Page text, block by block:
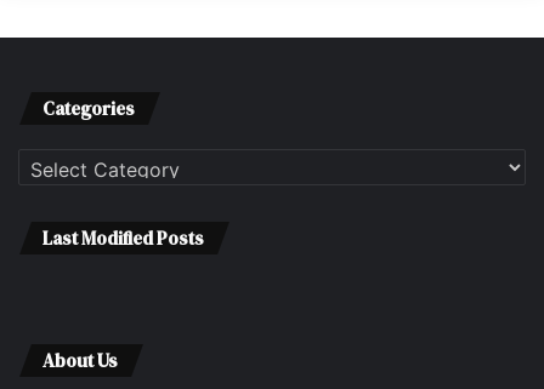
Categories
Categories
Last Modified Posts
About Us